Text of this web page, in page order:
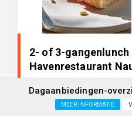
2- of 3-gangenlunch
Havenrestaurant
-48%
Dagaanbiedingen-
MEER INFORMATIE